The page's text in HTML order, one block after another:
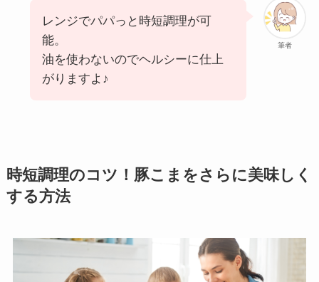
筆者
レンジでパパっと時短調理が可
能。
油を使わないのでヘルシーに仕上
がりますよ♪
時短調理のコツ！豚こまをさらに美味しく
する方法